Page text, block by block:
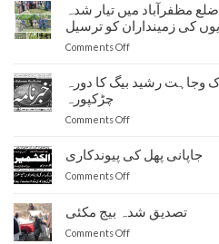
مظفرآباد میں تیار شدہ
کی زمینداران کو ترسیل
Comments Offon
ناظم
توسیع
مظفرآباد
پنیریوں
کی
وجاہت رشید بیگ کا دورہ
چڑکپورہ
Comments Offon
زراعت
و
وجاہت
جاپانی پھل کی پیوندکاری
Comments Offon
کی
پیوندکاری
تصدیق شدہ بیج مکئی
Comments Offon